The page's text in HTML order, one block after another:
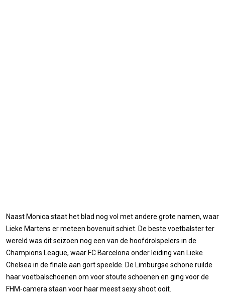
Naast Monica staat het blad nog vol met andere grote namen, waar
Lieke Martens er meteen bovenuit schiet. De beste voetbalster ter
wereld was dit seizoen nog een van de hoofdrolspelers in de
Champions League, waar FC Barcelona onder leiding van Lieke
Chelsea in de finale aan gort speelde. De Limburgse schone ruilde
haar voetbalschoenen om voor stoute schoenen en ging voor de
FHM-camera staan voor haar meest sexy shoot ooit.